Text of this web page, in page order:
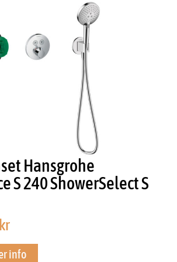
Hansgrohe
S 240 ShowerSelect S
kr
info